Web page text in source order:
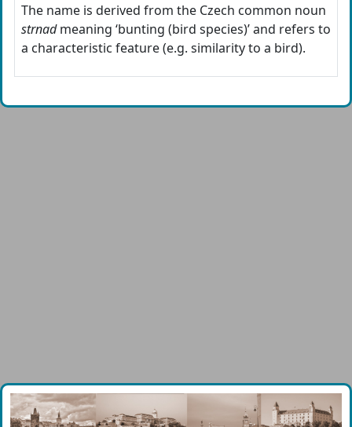
The name is derived from the Czech common noun
strnadmeaning ‘bunting (bird species)’ and refers to
a characteristic feature (e.g. similarity to a bird).